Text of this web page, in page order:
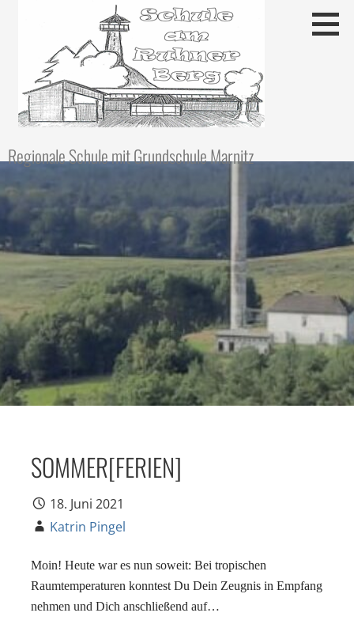
Regionale Schule mit Grundschule Marnitz
SOMMER[FERIEN]
18. Juni 2021
Katrin Pingel
Moin! Heute war es nun soweit: Bei tropischen
Raumtemperaturen konntest Du Dein Zeugnis in Empfang
nehmen und Dich anschließend auf…